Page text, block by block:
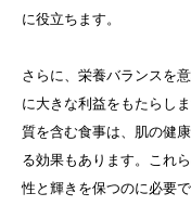
に役立ちます。
さらに、栄養バランスを
に大きな利益をもたらし
質を含む食事は、肌の健
る効果もあります。これ
性と輝きを保つのに必要